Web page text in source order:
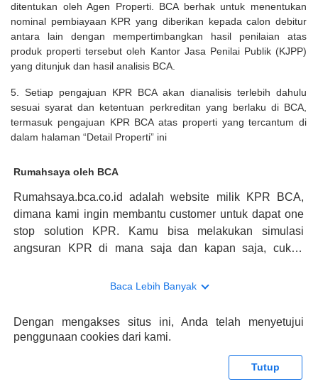
ditentukan oleh Agen Properti. BCA berhak untuk menentukan
nominal pembiayaan KPR yang diberikan kepada calon debitur
antara lain dengan mempertimbangkan hasil penilaian atas
produk properti tersebut oleh Kantor Jasa Penilai Publik (KJPP)
yang ditunjuk dan hasil analisis BCA.
5. Setiap pengajuan KPR BCA akan dianalisis terlebih dahulu
sesuai syarat dan ketentuan perkreditan yang berlaku di BCA,
termasuk pengajuan KPR BCA atas properti yang tercantum di
dalam halaman “Detail Properti” ini
Rumahsaya oleh BCA
Rumahsaya.bca.co.id adalah website milik KPR BCA,
dimana kami ingin membantu customer untuk dapat one
stop solution KPR. Kamu bisa melakukan simulasi
angsuran KPR di mana saja dan kapan saja, cukup
konsultasi mengenai KPR, maka ada layanan live chat
memberikan keuntungan yang berlipat, persyaratan
pengajuan KPR BCA juga sangat mudah, kamu bisa cek
tentang properti disini BCA hanya sebagai pihak
Baca Lebih Banyak
Dengan mengakses situs ini, Anda telah menyetujui
penggunaan cookies dari kami.
Tutup